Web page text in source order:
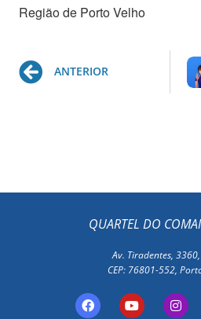
Região de Porto Velho
Prev
ANTERIOR
QUARTEL DO
Av. Tiradentes,
CEP: 76801-552,
F
a
Y
o
I
n